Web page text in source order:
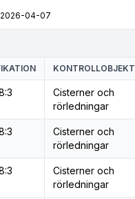
04-07
KONTROLLOBJEKT
Cisterner och
rörledningar
Cisterner och
rörledningar
Cisterner och
rörledningar